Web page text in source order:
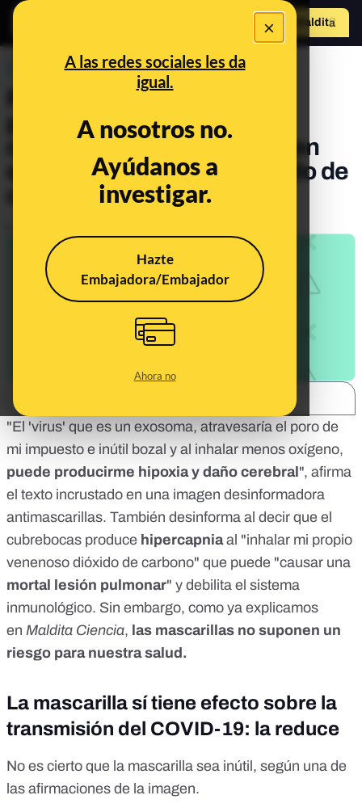
×
A las redes sociales les da
igual.
A nosotros no.
Ayúdanos a
investigar.
Hazte
Embajadora/Embajador
Ahora no
Hazte Maldito
PREBUNKING
Por qué las mascarillas no
producen hipoxia ni daño
cerebral o pulmonar ni hacen
que vuelvas a inhalar dióxido de
"El 'virus' que es un exosoma, atravesaría el poro de
mi impuesto e inútil bozal y al inhalar menos oxígeno,
puede producirme hipoxia y daño cerebral ", afirma
el texto incrustado en una imagen desinformadora
antimascarillas. También desinforma al decir que el
cubrebocas produce hipercapniaal "inhalar mi propio
venenoso dióxido de carbono" que puede "causar una
mortal lesión pulmonar" y debilita el sistema
inmunológico. Sin embargo, como ya explicamos
en Maldita Ciencia, las mascarillas no suponen un
riesgo para nuestra salud .
La mascarilla sí tiene efecto sobre la
transmisión del COVID-19: la reduce
No es cierto que la mascarilla sea inútil, según una de
las afirmaciones de la imagen.